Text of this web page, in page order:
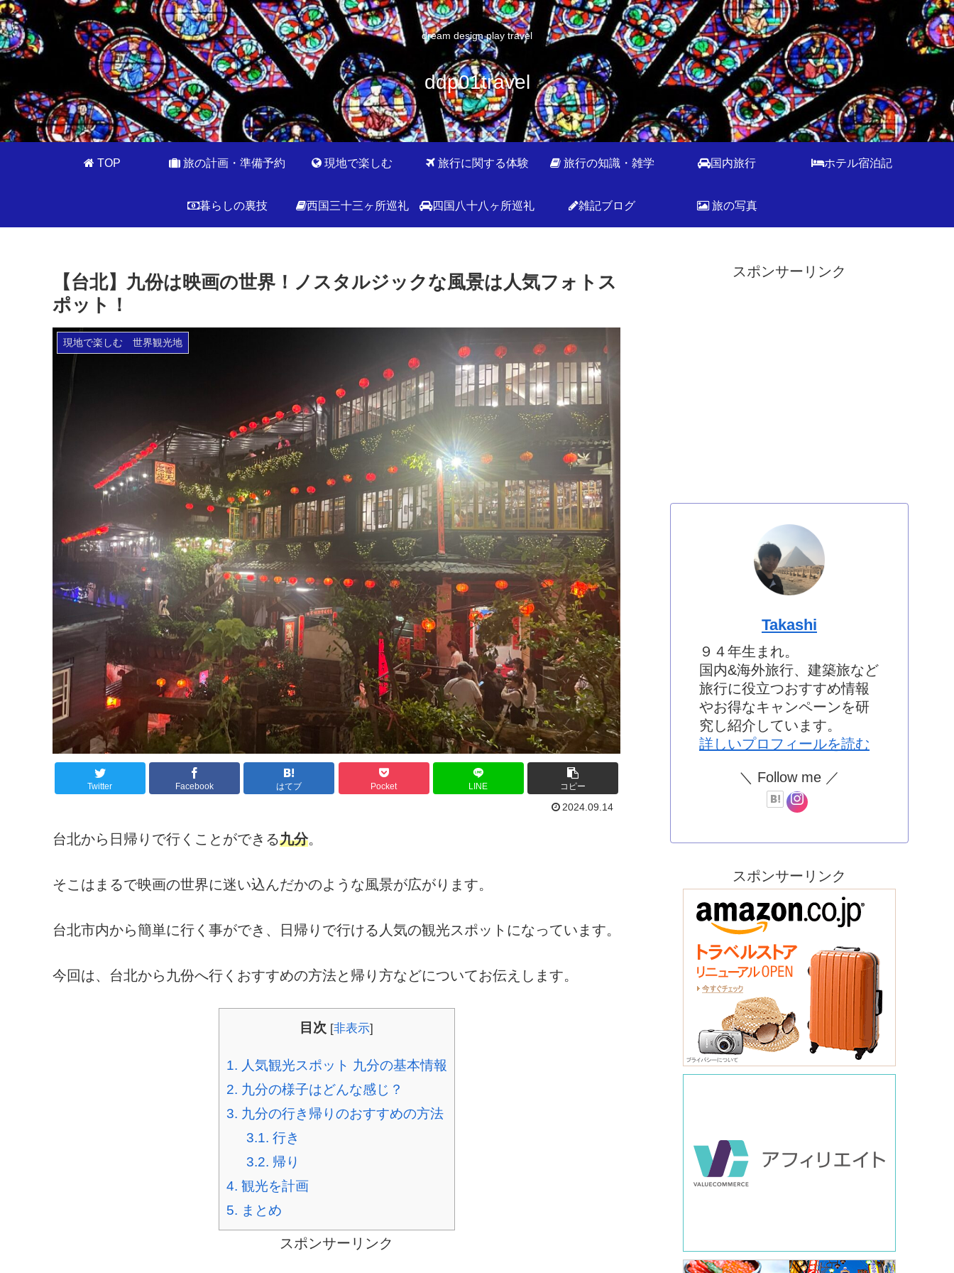
dream design play travel
ddp01travel
TOP 旅の計画・準備予約 現地で楽しむ 旅行に関する体験 旅行の知識・雑学 国内旅行 ホテル宿泊記
暮らしの裏技 西国三十三ヶ所巡礼 四国八十八ヶ所巡礼 雑記ブログ 旅の写真
【台北】九份は映画の世界！ノスタルジックな風景は人気フォトス
ポット！
現地で楽しむ 世界観光地
Twitter Facebook はてブ Pocket LINE コピー
2024.09.14
台北から日帰りで行くことができる九分。
そこはまるで映画の世界に迷い込んだかのような風景が広がります。
台北市内から簡単に行く事ができ、日帰りで行ける人気の観光スポットになっています。
今回は、台北から九份へ行くおすすめの方法と帰り方などについてお伝えします。
目次 [非表示]
1. 人気観光スポット 九分の基本情報
2. 九分の様子はどんな感じ？
3. 九分の行き帰りのおすすめの方法
3.1. 行き
3.2. 帰り
4. 観光を計画
5. まとめ
スポンサーリンク
スポンサーリンク
Takashi
９４年生まれ。
国内&海外旅行、建築旅など
旅行に役立つおすすめ情報
やお得なキャンペーンを研
究し紹介しています。
詳しいプロフィールを読む
＼ Follow me ／
スポンサーリンク